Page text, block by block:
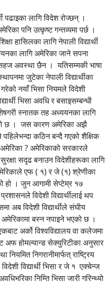
पढाइका लागि विदेश रोज्छन् ।
पनि उत्कृष्ट गन्तव्यमा पर्छ ।
हासिलका लागि नेपाली विद्यार्थी
लागि अमेरिका जाने सपना
सहज अवस्था छैन । यतिसम्मकी भाषा
जुटेका नेपाली विद्यार्थीका
नयाँ भिसा नियमले विदेशी
भिसा अवधि र बसाइसम्बन्धी
स्नातक तह अध्ययनका लागि
छ । जस कारण अमेरिका अझै
कठिन बन्दै गएको शैक्षिक
? अमेरिकाको सरकारले
सुरक्षा सदृढ बनाउन विदेशीहरूका लागि
एफ ( १) र जे (१) श्रेणीका
हो । जुन आगामी सेप्टेम्र १७
विदेशी विद्यार्थीलाई थप
अब विदेशी विद्यार्थीले संघीय
बस्न नपाइने भएको छ ।
अर्को विश्वविद्यालय वा कलेजमा
अफ होमल्यान्ड सेक्युरिटीका अनुसार
निगरानीमार्फत् राष्ट्रिय
विद्यार्थी भिसा र जे १ एक्चेन्ज
निम्ति भिसा जारी गरिन्थ्यो